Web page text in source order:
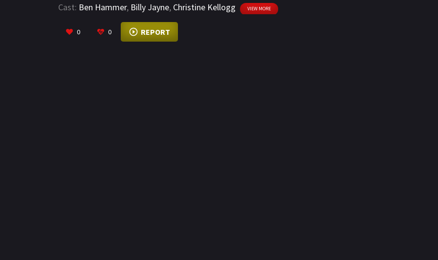
Cast: Ben Hammer, Billy Jayne, Christine Kellogg VIEW MORE
0 0 REPORT